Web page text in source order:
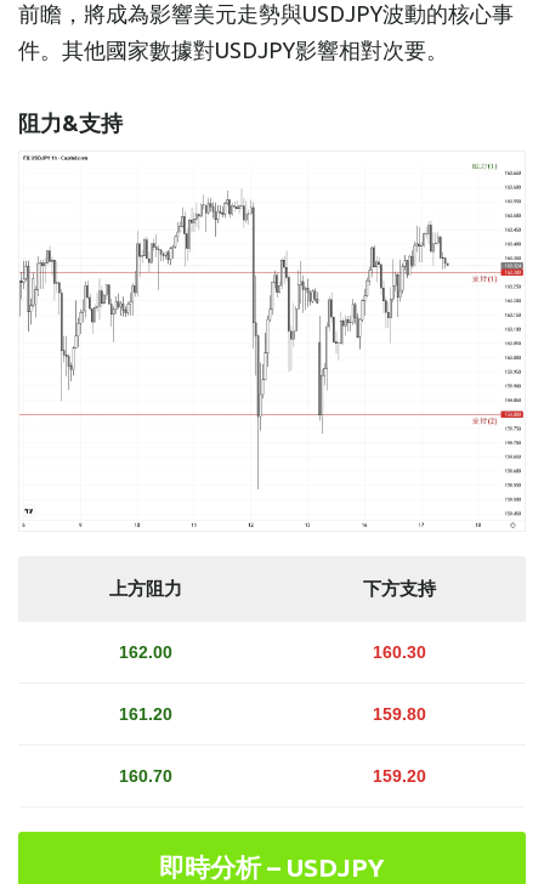
前瞻，將成為影響美元走勢與USDJPY波動的核心事
件。其他國家數據對USDJPY影響相對次要。
阻力&支持
上方阻力 下方支持
162.00 160.30
161.20 159.80
160.70 159.20
即時分析 – USDJPY